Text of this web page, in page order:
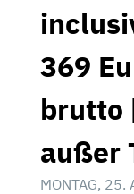
369
brutto
außer
MONTAG,